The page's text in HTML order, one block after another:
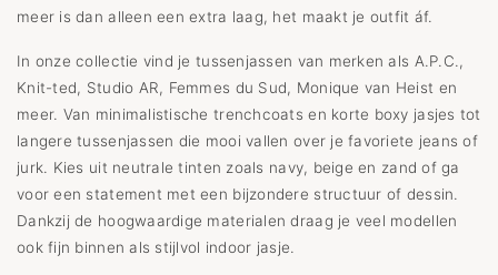
meer is dan alleen een extra laag, het maakt je outfit áf.
In onze collectie vind je tussenjassen van merken als A.P.C.,
Knit-ted, Studio AR, Femmes du Sud, Monique van Heist en
meer. Van minimalistische trenchcoats en korte boxy jasjes tot
langere tussenjassen die mooi vallen over je favoriete jeans of
jurk. Kies uit neutrale tinten zoals navy, beige en zand of ga
voor een statement met een bijzondere structuur of dessin.
Dankzij de hoogwaardige materialen draag je veel modellen
ook fijn binnen als stijlvol indoor jasje.